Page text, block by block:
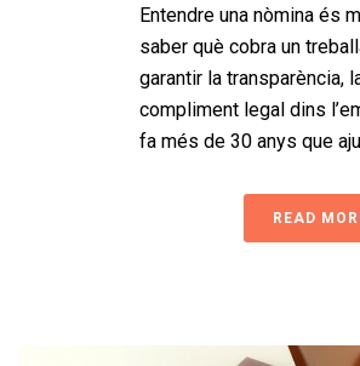
Entendre una nòmina és
saber què cobra un
garantir la transparència,
compliment legal dins
fa més de 30 anys que
READ